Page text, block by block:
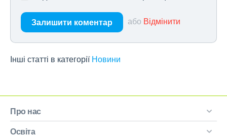
Залишити коментар або Відмінити
Інші статті в категорії Новини
Про нас
Освіта